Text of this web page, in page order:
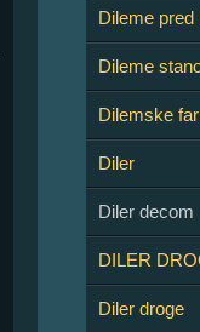
Dileme pred
Dileme
Dilemske
Diler
Diler decom
DILER
Diler droge